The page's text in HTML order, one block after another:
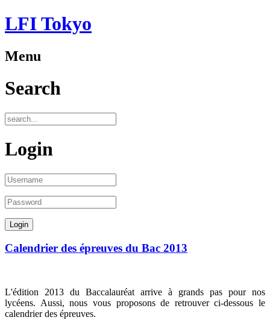
LFI Tokyo
Menu
Search
Login
Calendrier des épreuves du Bac 2013
L'édition 2013 du Baccalauréat arrive à grands pas pour nos
lycéens. Aussi, nous vous proposons de retrouver ci-dessous le
calendrier des épreuves.